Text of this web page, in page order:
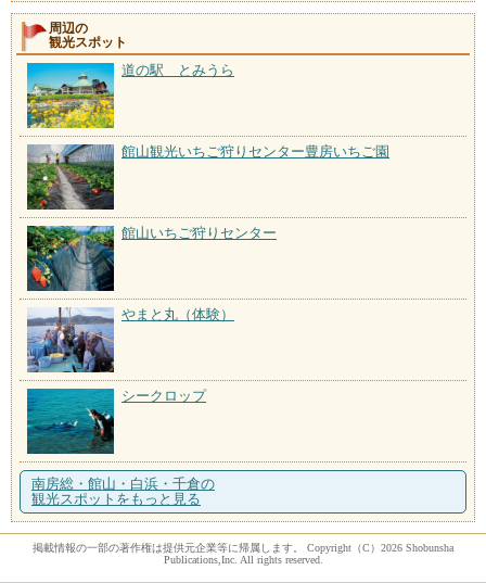
周辺の
観光スポット
道の駅 とみうら
館山観光いちご狩りセンター豊房いちご園
館山いちご狩りセンター
やまと丸（体験）
シークロップ
南房総・館山・白浜・千倉の
観光スポットをもっと見る
掲載情報の一部の著作権は提供元企業等に帰属します。 Copyright（C）2026 Shobunsha
Publications,Inc. All rights reserved.